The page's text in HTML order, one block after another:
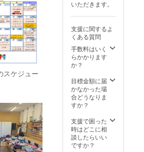
スケジュー
す。
WEB
ページ
への掲
載につ
きまし
ても、
長く続
ており
ます
が、現
年8月1
日〜
2027年
6月30日
WEB
ページ
への掲
載につ
きまし
ても、
長く続
ており
ます
が、現
年8月1
日〜
2027年
6月30日
さい。
地域の
未来
と、こ
の場所
の灯り
をとも
だける
特別な
応援
なお、
ガラス
面の掲
載は可
また、
ご希望
は、活
動館の
ガラス
面およ
にお名
前を掲
載させ
す。 ※
掲載を
ご希望
の方
続的に
地域の
へ活動
や想い
を届け
ていた
スポン
サー
コース
間は1年
間とな
りま
す。 ※
にでき
る特別
テムと
なって
いま
す。 日
常のお
やお出
かけの
際にお
使いい
なが
ら、豊
四季台
地域活
いただきます。
支援に関するよ
くある質問
手数料はいく
らかかります
か？
目標金額に届
かなかった場
合どうなりま
すか？
支援で困った
時はどこに相
談したらいい
ですか？